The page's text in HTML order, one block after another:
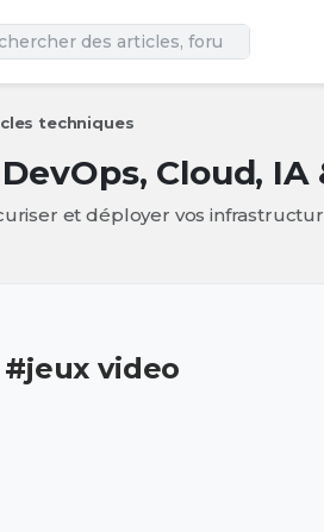
techniques
Cloud,
et déployer vos
#jeux video